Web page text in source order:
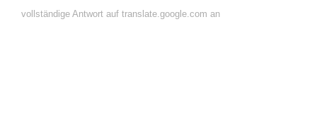
vollständige Antwort auf translate.google.com an